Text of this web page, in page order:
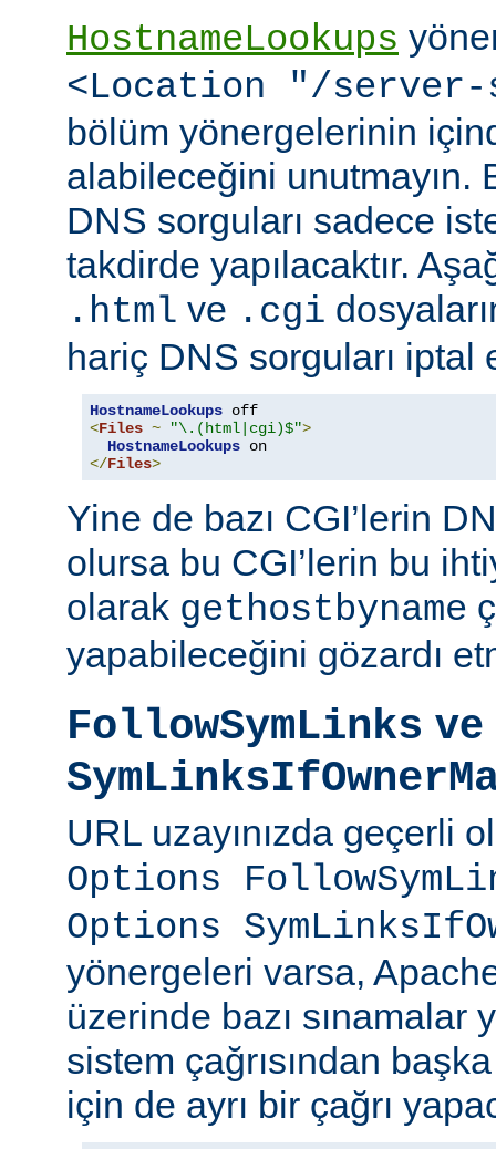
HostnameLookups
<Location "/
bölüm yönergelerinin
alabileceğini unutmayın.
DNS sorguları sadece
takdirde yapılacaktır.
.html ve .cgi
hariç DNS sorguları iptal
HostnameLookups
<Files ~ "\.(html|cgi)$">
HostnameLookups
</Files>
Yine de bazı CGI’lerin
olursa bu CGI’lerin bu
olarak gethostbyname
yapabileceğini gözardı
FollowSymLinks ve
URL uzayınızda geçerli
Options
Options
yönergeleri varsa,
üzerinde bazı sınamalar
sistem çağrısından
için de ayrı bir çağrı